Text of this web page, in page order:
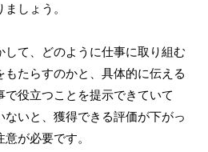
しょう。
て、どのように仕事に取り組む
たらすのかと、具体的に伝える
役立つことを提示できていて
いと、獲得できる評価が下がっ
が必要です。